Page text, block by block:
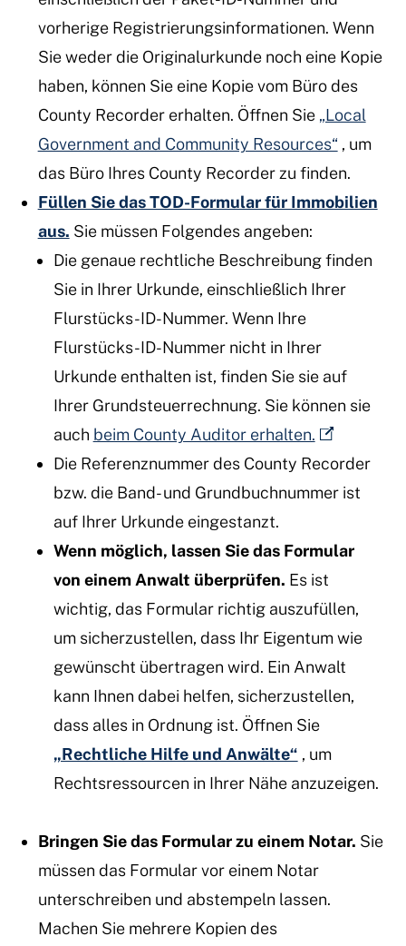
vorherige Registrierungsinformationen. Wenn
Sie weder die Originalurkunde noch eine Kopie
haben, können Sie eine Kopie vom Büro des
County Recorder erhalten. Öffnen Sie „Local
Government and Community Resources“ , um
das Büro Ihres County Recorder zu finden.
Füllen Sie das TOD-Formular für Immobilien
aus. Sie müssen Folgendes angeben:
Die genaue rechtliche Beschreibung finden
Sie in Ihrer Urkunde, einschließlich Ihrer
Flurstücks-ID-Nummer. Wenn Ihre
Flurstücks-ID-Nummer nicht in Ihrer
Urkunde enthalten ist, finden Sie sie auf
Ihrer Grundsteuerrechnung. Sie können sie
auch beim County Auditor erhalten.
Die Referenznummer des County Recorder
bzw. die Band- und Grundbuchnummer ist
auf Ihrer Urkunde eingestanzt.
Wenn möglich, lassen Sie das Formular
von einem Anwalt überprüfen. Es ist
wichtig, das Formular richtig auszufüllen,
um sicherzustellen, dass Ihr Eigentum wie
gewünscht übertragen wird. Ein Anwalt
kann Ihnen dabei helfen, sicherzustellen,
dass alles in Ordnung ist. Öffnen Sie
„Rechtliche Hilfe und Anwälte“ , um
Rechtsressourcen in Ihrer Nähe anzuzeigen.
Bringen Sie das Formular zu einem Notar. Sie
müssen das Formular vor einem Notar
unterschreiben und abstempeln lassen.
Machen Sie mehrere Kopien des